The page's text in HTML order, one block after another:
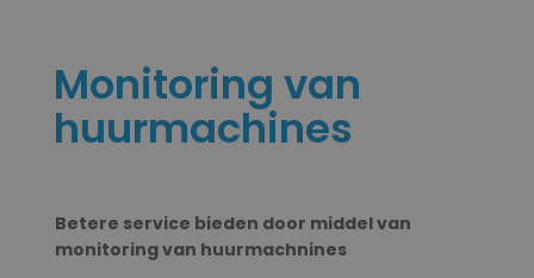
Monitoring van
huurmachines
Betere service bieden door middel van
monitoring van huurmachnines